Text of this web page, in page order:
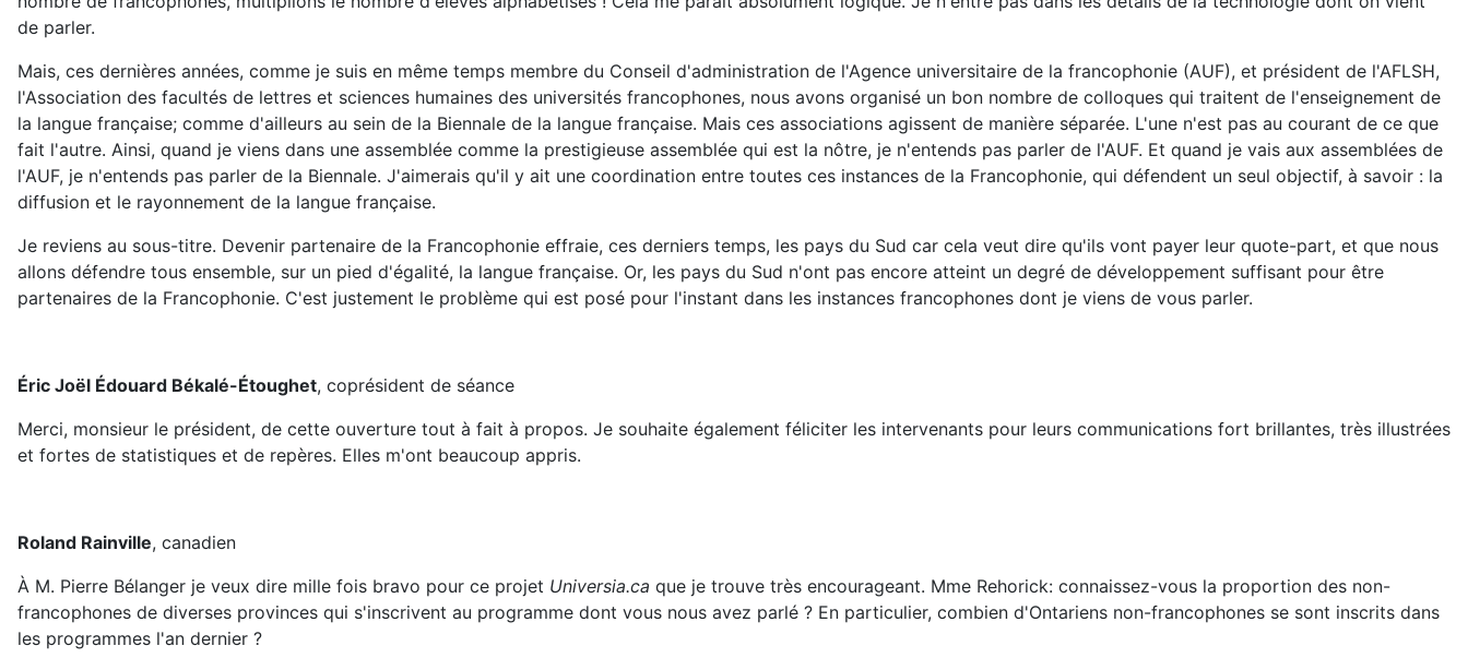
de parler.
Mais, ces dernières années, comme je suis en même temps membre du Conseil d'administration de l'Agence universitaire de la francophonie (AUF), et président de l'AFLSH,
l'Association des facultés de lettres et sciences humaines des universités francophones, nous avons organisé un bon nombre de colloques qui traitent de l'enseignement de
la langue française; comme d'ailleurs au sein de la Biennale de la langue française. Mais ces associations agissent de manière séparée. L'une n'est pas au courant de ce que
fait l'autre. Ainsi, quand je viens dans une assemblée comme la prestigieuse assemblée qui est la nôtre, je n'entends pas parler de l'AUF. Et quand je vais aux assemblées de
l'AUF, je n'entends pas parler de la Biennale. J'aimerais qu'il y ait une coordination entre toutes ces instances de la Francophonie, qui défendent un seul objectif, à savoir : la
diffusion et le rayonnement de la langue française.
Je reviens au sous-titre. Devenir partenaire de la Francophonie effraie, ces derniers temps, les pays du Sud car cela veut dire qu'ils vont payer leur quote-part, et que nous
allons défendre tous ensemble, sur un pied d'égalité, la langue française. Or, les pays du Sud n'ont pas encore atteint un degré de développement suffisant pour être
partenaires de la Francophonie. C'est justement le problème qui est posé pour l'instant dans les instances francophones dont je viens de vous parler.
Éric Joël Édouard Békalé-Étoughet, coprésident de séance
Merci, monsieur le président, de cette ouverture tout à fait à propos. Je souhaite également féliciter les intervenants pour leurs communications fort brillantes, très illustrées
et fortes de statistiques et de repères. Elles m'ont beaucoup appris.
Roland Rainville, canadien
À M. Pierre Bélanger je veux dire mille fois bravo pour ce projet Universia.ca que je trouve très encourageant. Mme Rehorick: connaissez-vous la proportion des non-
francophones de diverses provinces qui s'inscrivent au programme dont vous nous avez parlé ? En particulier, combien d'Ontariens non-francophones se sont inscrits dans
les programmes l'an dernier ?